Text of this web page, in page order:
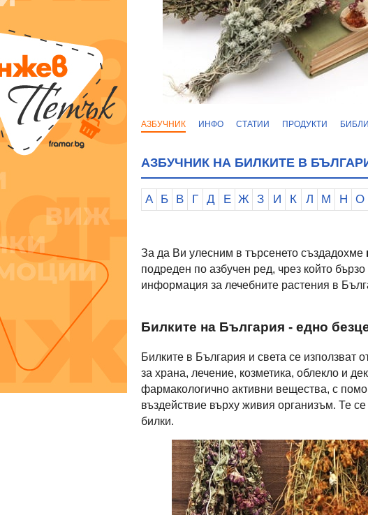
АЗБУЧНИК ИНФО СТАТИИ ПРОДУКТИ
АЗБУЧНИК НА БИЛКИТЕ В
А Б В Г Д Е Ж З И К Л М Н О
За да Ви улесним в търсенето създадохме
подреден по азбучен ред, чрез който
информация за лечебните растения в
Билките на България - едно
Билките в България и света се използват
за храна, лечение, козметика, облекло и
фармакологично активни вещества, с
въздействие върху живия организъм. Те
билки.